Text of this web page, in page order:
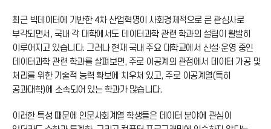
최근 빅데이터에 기반한 4차 산업혁명이 사회경제적으로 큰 관심사로
부각되면서, 국내 각 대학에서도 데이터과학 관련 학과의 설립이 활발히
이루어지고 있습니다. 그러나 현재 국내 주요 대학교에서 신설·운영 중인
데이터과학 관련 학과를 살펴보면, 주로 이공계의 관점에서 데이터 가공 및
처리를 위한 기술적 능력 확보에 치우쳐 있고, 주로 이공계열(특히
공과대학)에 소속되어 있는 학과가 많습니다.
이러한 특성 때문에 인문사회계열 학생들은 데이터 분야에 관심이